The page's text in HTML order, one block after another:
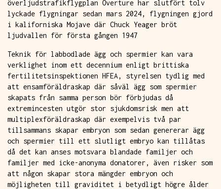
överljudstrafikflygplan Overture har slutfört tolv
lyckade flygningar sedan mars 2024, flygningen gjord
i kaliforniska Mojave där Chuck Yeager bröt
ljudvallen för första gången 1947
Teknik för labbodlade ägg och spermier kan vara
verklighet inom ett decennium enligt brittiska
fertilitetsinspektionen HFEA, styrelsen tydlig med
att ensamföräldraskap där såväl ägg som spermier
skapats från samma person bör förbjudas då
extremincesten utgör stor sjukdomsrisk men att
multiplexföräldraskap där exempelvis två par
tillsammans skapar embryon som sedan genererar ägg
och spermier till ett slutligt embryo kan tillåtas
då det kan anses motsvara blandade familjer och
familjer med icke-anonyma donatorer, även risker som
att någon skapar stora mängder embryon och
möjligheten till graviditet i betydligt högre ålder